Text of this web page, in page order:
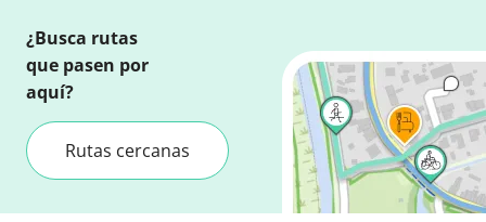
¿Busca rutas
que pasen por
aquí?
Rutas cercanas